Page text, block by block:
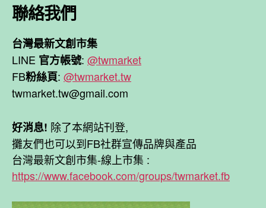
聯絡我們
台灣最新文創市集
LINE 官方帳號: @twmarket
FB粉絲頁: @twmarket.tw
twmarket.tw@gmail.com
好消息! 除了本網站刊登,
攤友們也可以到FB社群宣傳品牌與產品
台灣最新文創市集-線上市集 :
https://www.facebook.com/groups/twmarket.fb